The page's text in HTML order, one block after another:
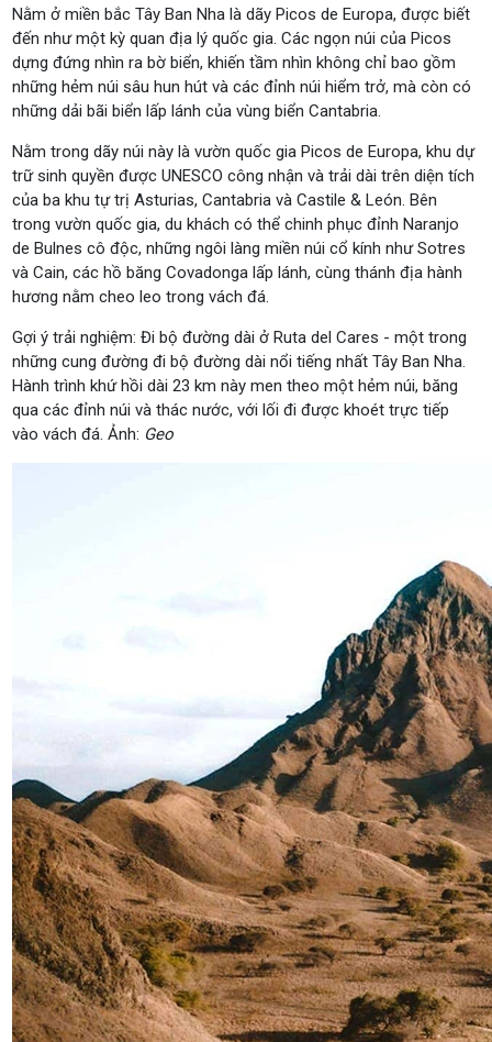
Nằm ở miền bắc Tây Ban Nha là dãy Picos de Europa, được biết
đến như một kỳ quan địa lý quốc gia. Các ngọn núi của Picos
dựng đứng nhìn ra bờ biển, khiến tầm nhìn không chỉ bao gồm
những hẻm núi sâu hun hút và các đỉnh núi hiểm trở, mà còn có
những dải bãi biển lấp lánh của vùng biển Cantabria.
Nằm trong dãy núi này là vườn quốc gia Picos de Europa, khu dự
trữ sinh quyền được UNESCO công nhận và trải dài trên diện tích
của ba khu tự trị Asturias, Cantabria và Castile & León. Bên
trong vườn quốc gia, du khách có thể chinh phục đỉnh Naranjo
de Bulnes cô độc, những ngôi làng miền núi cổ kính như Sotres
và Cain, các hồ băng Covadonga lấp lánh, cùng thánh địa hành
hương nằm cheo leo trong vách đá.
Gợi ý trải nghiệm: Đi bộ đường dài ở Ruta del Cares - một trong
những cung đường đi bộ đường dài nổi tiếng nhất Tây Ban Nha.
Hành trình khứ hồi dài 23 km này men theo một hẻm núi, băng
qua các đỉnh núi và thác nước, với lối đi được khoét trực tiếp
vào vách đá. Ảnh: Geo